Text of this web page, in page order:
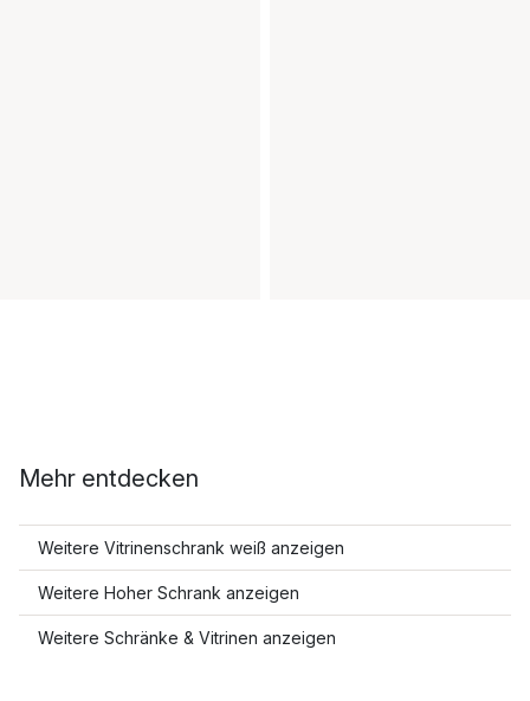
Mehr entdecken
Weitere Vitrinenschrank weiß anzeigen
Weitere Hoher Schrank anzeigen
Weitere Schränke & Vitrinen anzeigen